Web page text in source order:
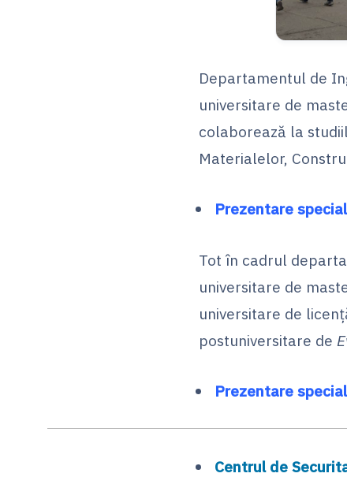
Departamentul de
universitare de
colaborează la
Materialelor,
Prezentare
Tot în cadrul
universitare de
universitare de
postuniversitare de
Prezentare
Centrul de